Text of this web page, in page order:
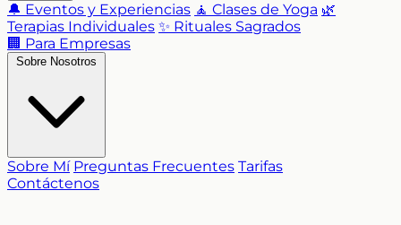
🔔 Eventos y Experiencias 🧘 Clases de Yoga 🌿
Terapias Individuales ✨ Rituales Sagrados
🏢 Para Empresas
Sobre Mí Preguntas Frecuentes Tarifas
Contáctenos